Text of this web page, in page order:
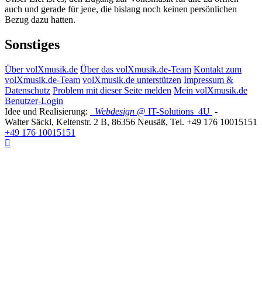
auch und gerade für jene, die bislang noch keinen persönlichen
Bezug dazu hatten.
Sonstiges
Über volXmusik.de Über das volXmusik.de-Team Kontakt zum
volXmusik.de-Team volXmusik.de unterstützen Impressum &
Datenschutz Problem mit dieser Seite melden Mein volXmusik.de
Benutzer-Login
Idee und Realisierung:
Webdesign @ IT-Solutions 4U -
Walter Säckl, Keltenstr. 2 B, 86356 Neusäß, Tel. +49 176 10015151
+49 176 10015151